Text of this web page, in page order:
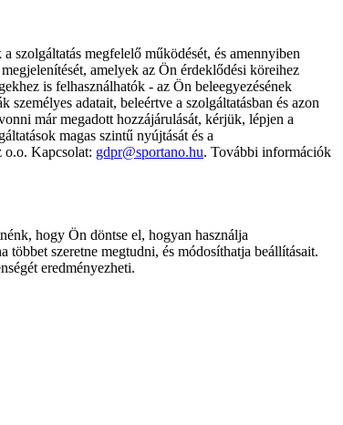
szolgáltatás megfelelő működését, és amennyiben
amelyek az Ön érdeklődési köreihez
is felhasználhatók - az Ön beleegyezésének
adatait, beleértve a szolgáltatásban és azon
már megadott hozzájárulását, kérjük, lépjen a
magas szintű nyújtását és a
o.o. Kapcsolat: gdpr@sportano.hu. További információk
hogy Ön döntse el, hogyan használja
szeretne megtudni, és módosíthatja beállításait.
eredményezheti.